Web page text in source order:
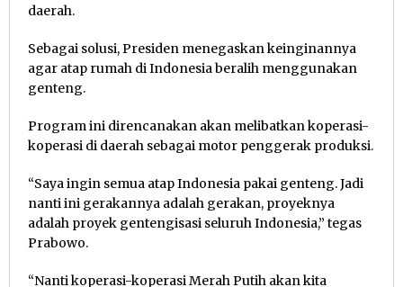
daerah.
Sebagai solusi, Presiden menegaskan keinginannya
agar atap rumah di Indonesia beralih menggunakan
genteng.
Program ini direncanakan akan melibatkan koperasi-
koperasi di daerah sebagai motor penggerak produksi.
“Saya ingin semua atap Indonesia pakai genteng. Jadi
nanti ini gerakannya adalah gerakan, proyeknya
adalah proyek gentengisasi seluruh Indonesia,” tegas
Prabowo.
“Nanti koperasi-koperasi Merah Putih akan kita